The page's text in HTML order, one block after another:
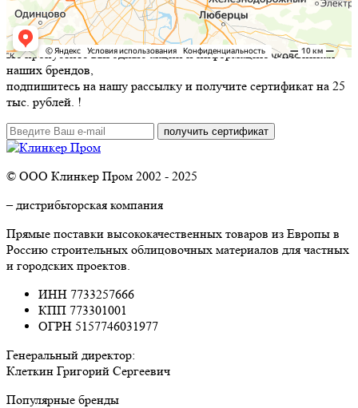
Не пропустите выгодные акции и информацию о новинках
наших брендов,
подпишитесь на нашу рассылку и получите сертификат на 25
тыс. рублей. !
© ООО Клинкер Пром 2002 - 2025
– дистрибьторская компания
Прямые поставки высококачественных товаров из Европы в
Россию строительных облицовочных материалов для частных
и городских проектов.
ИНН 7733257666
КПП 773301001
ОГРН 5157746031977
Генеральный директор:
Клеткин Григорий Сергеевич
Популярные бренды